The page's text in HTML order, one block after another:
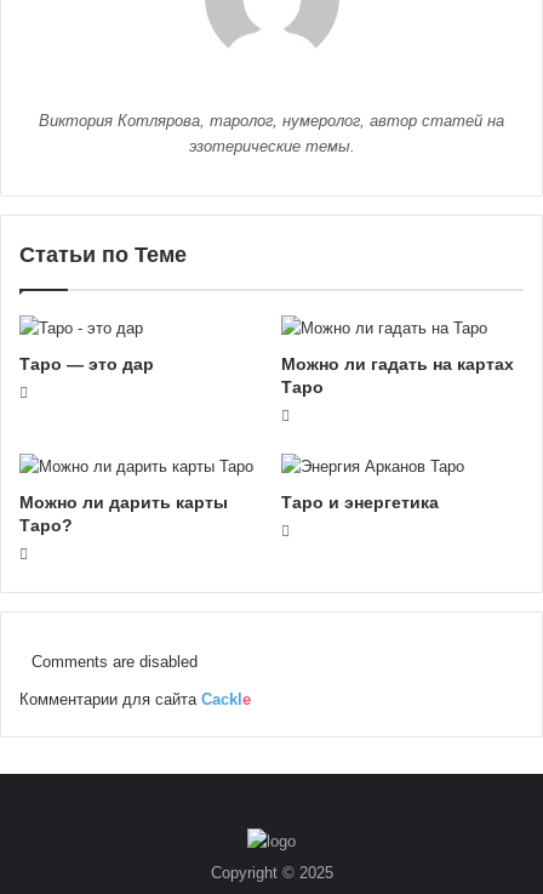
Виктория Котлярова, таролог, нумеролог, автор статей на
эзотерические темы.
Статьи по Теме
Таро — это дар
Можно ли гадать на картах
Таро
Можно ли дарить карты
Таро?
Таро и энергетика
Comments are disabled
Комментарии для сайта Cackl e
Copyright © 2025